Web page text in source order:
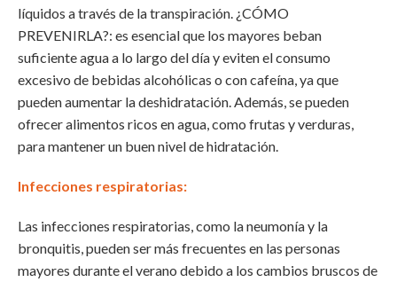
líquidos a través de la transpiración. ¿CÓMO
PREVENIRLA?: es esencial que los mayores beban
suficiente agua a lo largo del día y eviten el consumo
excesivo de bebidas alcohólicas o con cafeína, ya que
pueden aumentar la deshidratación. Además, se pueden
ofrecer alimentos ricos en agua, como frutas y verduras,
para mantener un buen nivel de hidratación.
Infecciones respiratorias:
Las infecciones respiratorias, como la neumonía y la
bronquitis, pueden ser más frecuentes en las personas
mayores durante el verano debido a los cambios bruscos de